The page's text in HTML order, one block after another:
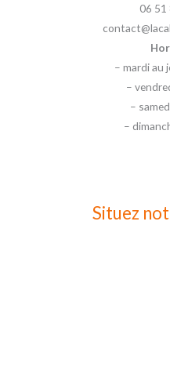
06 51
– mardi au
–
–
–
Situez